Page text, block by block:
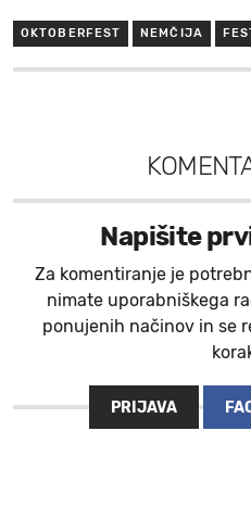
OKTOBERFEST NEMČIJA
Napišite
Za komentiranje je
nimate uporabniškega
ponujenih načinov in se
PRIJAVA